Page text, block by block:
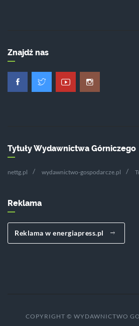
Znajdź nas
Tytuły Wydawnictwa Górniczego
nettg.pl wydawnictwo-gospodarcze.pl
Reklama
Reklama w energiapress.pl
COPYRIGHT © WYDAWNICTWO